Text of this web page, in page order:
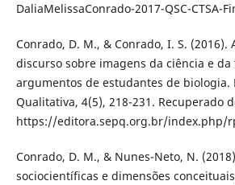
DaliaMelissaConrado-2017-QSC-CTSA-
Conrado, D. M., & Conrado, I. S. (2016).
discurso sobre imagens da ciência e da
argumentos de estudantes de biologia.
Qualitativa, 4(5), 218-231. Recuperado
https://editora.sepq.org.br/index.php/
Conrado, D. M., & Nunes-Neto, N.
sociocientíficas e dimensões